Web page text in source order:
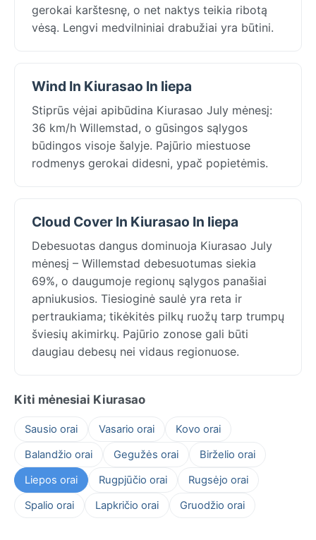
gerokai karštesnę, o net naktys teikia ribotą
vėsą. Lengvi medvilniniai drabužiai yra būtini.
Wind In Kiurasao In liepa
Stiprūs vėjai apibūdina Kiurasao July mėnesį:
36 km/h Willemstad, o gūsingos sąlygos
būdingos visoje šalyje. Pajūrio miestuose
rodmenys gerokai didesni, ypač popietėmis.
Cloud Cover In Kiurasao In liepa
Debesuotas dangus dominuoja Kiurasao July
mėnesį – Willemstad debesuotumas siekia
69%, o daugumoje regionų sąlygos panašiai
apniukusios. Tiesioginė saulė yra reta ir
pertraukiama; tikėkitės pilkų ruožų tarp trumpų
šviesių akimirkų. Pajūrio zonose gali būti
daugiau debesų nei vidaus regionuose.
Kiti mėnesiai Kiurasao
Sausio orai Vasario orai
Kovo orai
Balandžio orai
Gegužės orai
Birželio orai
Liepos orai
Rugpjūčio orai
Rugsėjo orai
Spalio orai
Lapkričio orai Gruodžio orai